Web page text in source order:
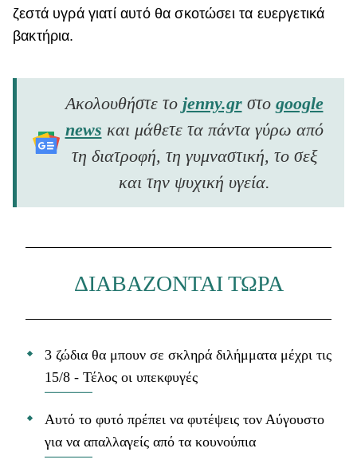
ζεστά υγρά γιατί αυτό θα σκοτώσει τα ευεργετικά
βακτήρια.
Ακολουθήστε το jenny.grστο google
news και μάθετε τα πάντα γύρω από
τη διατροφή, τη γυμναστική, το σεξ
και την ψυχική υγεία.
ΔΙΑΒΑΖΟΝΤΑΙ ΤΩΡΑ
3 ζώδια θα μπουν σε σκληρά διλήμματα μέχρι τις
15/8 - Τέλος οι υπεκφυγές
Αυτό το φυτό πρέπει να φυτέψεις τον Αύγουστο
για να απαλλαγείς από τα κουνούπια